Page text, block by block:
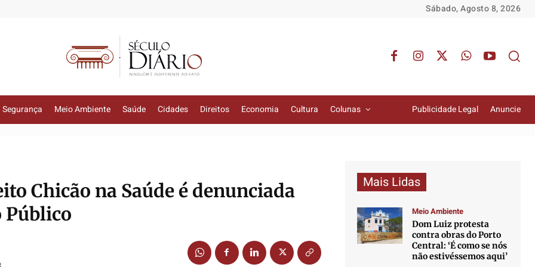
Sábado, Agosto 8, 2026
Segurança Meio Ambiente Saúde Cidades Direitos Economia Cultura Colunas Publicidade Legal Anuncie
Chicão na Saúde é denunciada
Mais Lidas
Meio Ambiente
Dom Luiz protesta
contra obras do Porto
Central: ‘É como se nós
não estivéssemos aqui’